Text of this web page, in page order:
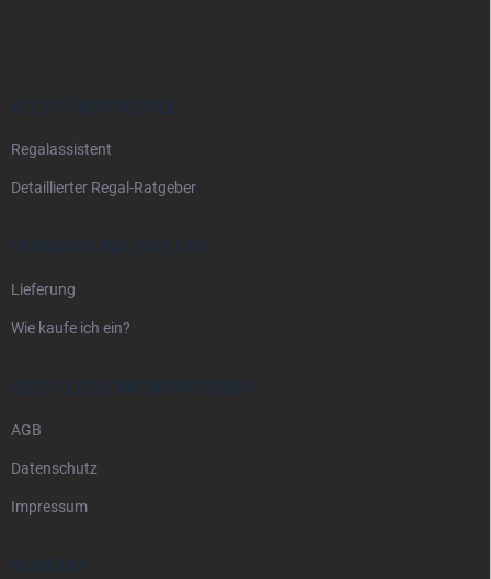
ALLES ÜBER REGALE
Regalassistent
Detaillierter Regal-Ratgeber
VERSAND UND ZAHLUNG
Lieferung
Wie kaufe ich ein?
RECHTLICHE INFORMATIONEN
AGB
Datenschutz
Impressum
KONTAKT